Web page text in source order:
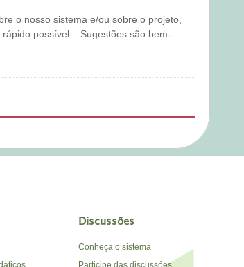
o nosso sistema e/ou sobre o projeto,
possível. Sugestões são bem-
Discussões
Conheça o sistema
Participe das discussões